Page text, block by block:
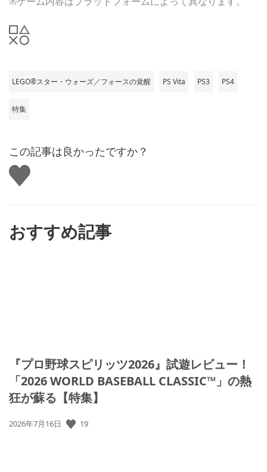
LEGO®スター・ウォーズ／フォースの覚醒 PS Vita PS3 PS4
特集
この記事は良かったですか？
い
い
おすすめ記事
『プロ野球スピリッツ2026』試遊レビュー！
「2026 WORLD BASEBALL CLASSIC™」の熱
狂が蘇る【特集】
公
2026年7月16日 19